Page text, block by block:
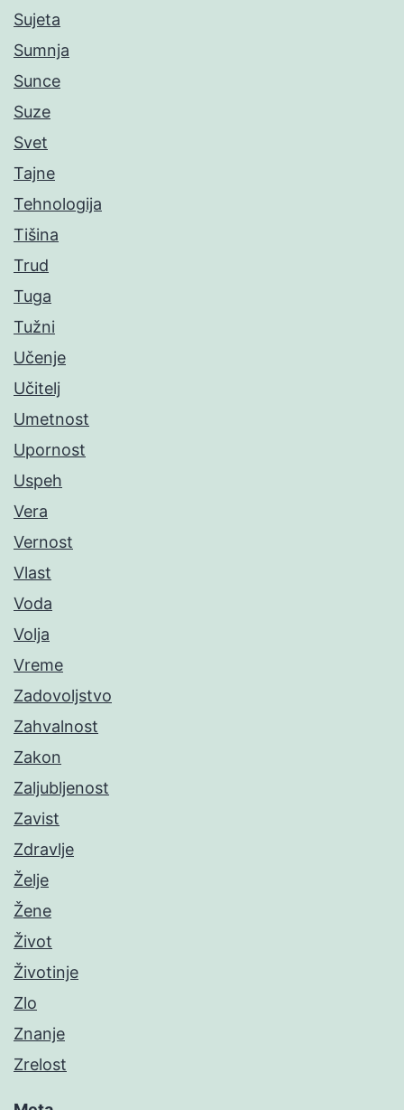
Sujeta
Sumnja
Sunce
Suze
Svet
Tajne
Tehnologija
Tišina
Trud
Tuga
Tužni
Učenje
Učitelj
Umetnost
Upornost
Uspeh
Vera
Vernost
Vlast
Voda
Volja
Vreme
Zadovoljstvo
Zahvalnost
Zakon
Zaljubljenost
Zavist
Zdravlje
Želje
Žene
Život
Životinje
Zlo
Znanje
Zrelost